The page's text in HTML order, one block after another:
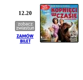
12.20